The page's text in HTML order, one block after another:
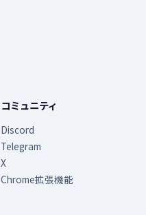
コミュニティ
Discord
Telegram
X
Chrome拡張機能